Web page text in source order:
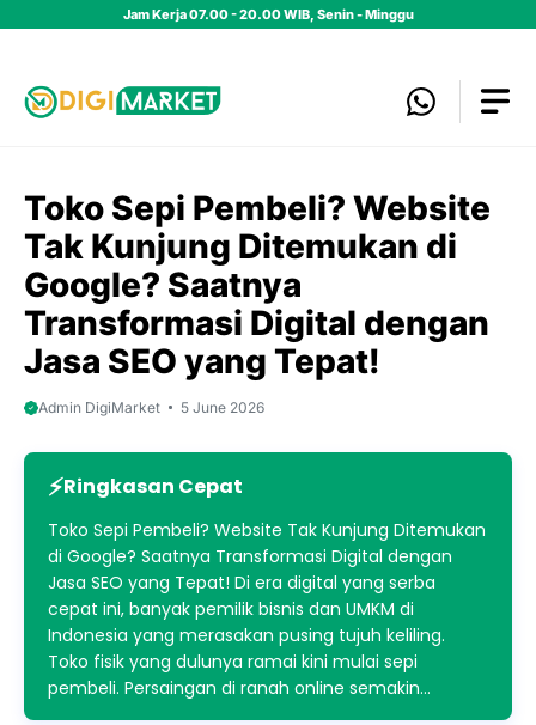
Jam Kerja 07.00 - 20.00 WIB, Senin - Minggu
Toko Sepi Pembeli? Website
Tak Kunjung Ditemukan di
Google? Saatnya
Transformasi Digital dengan
Jasa SEO yang Tepat!
Admin DigiMarket 5 June 2026
Ringkasan Cepat
Toko Sepi Pembeli? Website Tak Kunjung Ditemukan
di Google? Saatnya Transformasi Digital dengan
Jasa SEO yang Tepat! Di era digital yang serba
cepat ini, banyak pemilik bisnis dan UMKM di
Indonesia yang merasakan pusing tujuh keliling.
Toko fisik yang dulunya ramai kini mulai sepi
pembeli. Persaingan di ranah online semakin…